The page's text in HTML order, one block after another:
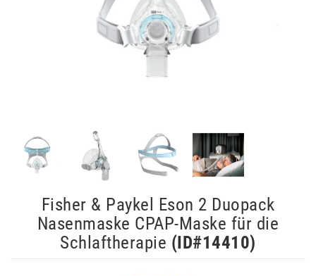
Fisher & Paykel Eson 2 Duopack
Nasenmaske CPAP-Maske für die
Schlaftherapie (ID#14410)